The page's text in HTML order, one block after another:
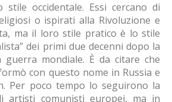
occidentale. Essi cercano di
o ispirati alla Rivoluzione e
ma il loro stile pratico è lo stile
dei primi due decenni dopo la
guerra mondiale. È da citare che
con questo nome in Russia e
Per poco tempo lo seguirono la
artisti comunisti europei, ma in